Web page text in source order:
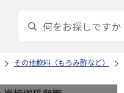
その他飲料（もろみ酢など）